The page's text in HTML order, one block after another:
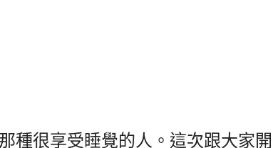
種很享受睡覺的人。這次跟大家開